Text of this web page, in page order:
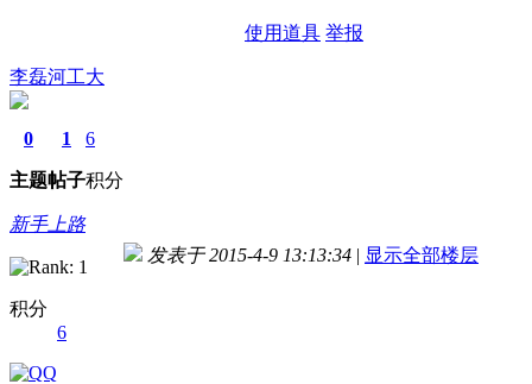
使用道具 举报
李磊河工大
0
主题
1
帖子
6
积分
新手上路
积分
6
发表于 2015-4-9 13:13:34 | 显示全部楼层